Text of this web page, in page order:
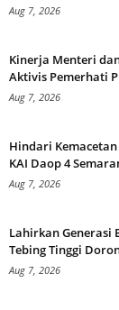
Aug 7, 2026
Kinerja Menteri
Aktivis Pemerhati
Aug 7, 2026
Hindari
KAI Daop 4
Aug 7, 2026
Lahirkan Generasi
Tebing Tinggi
Aug 7, 2026